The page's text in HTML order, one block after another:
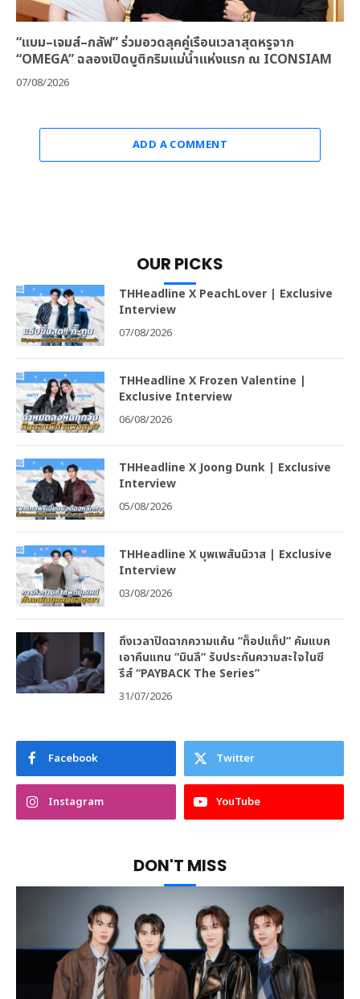
“แบม–เจมส์–กลัฟ” ร่วมอวดลุคคู่เรือนเวลาสุดหรูจาก
“OMEGA” ฉลองเปิดบูติกริมแม่น้ำแห่งแรก ณ ICONSIAM
07/08/2026
ADD A COMMENT
OUR PICKS
THHeadline X PeachLover | Exclusive
Interview
07/08/2026
THHeadline X Frozen Valentine |
Exclusive Interview
06/08/2026
THHeadline X Joong Dunk | Exclusive
Interview
05/08/2026
THHeadline X บุพเพสันนิวาส | Exclusive
Interview
03/08/2026
ถึงเวลาปิดฉากความแค้น “ท็อปแท็ป” คัมแบค
เอาคืนแทน “มินลี” รับประกันความสะใจในซี
รีส์ “PAYBACK The Series”
31/07/2026
Facebook Twitter
Instagram YouTube
DON'T MISS